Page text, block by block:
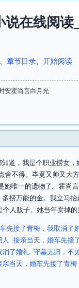
在线阅读
、 章节目录、 开始阅读
安霍尚言白月光
道，我是个职业捞女，
舍不得。毕竟又帅又大
唯一的遗物了。霍尚
捞万能的金。我立马抬
贩子。她当年卖掉的
先接了青梅，我取消了
接亲当天，婚车先接
消了婚礼 守墓无归，不
亲当天，婚车先接了青